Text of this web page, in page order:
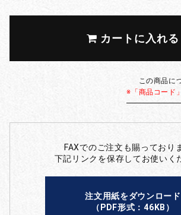
カートに入れる
この商品に
※「商品コード
FAXでのご注文も賜っており
下記リンクを保存してお使いく
注文用紙をダウンロード
（PDF形式：46KB）